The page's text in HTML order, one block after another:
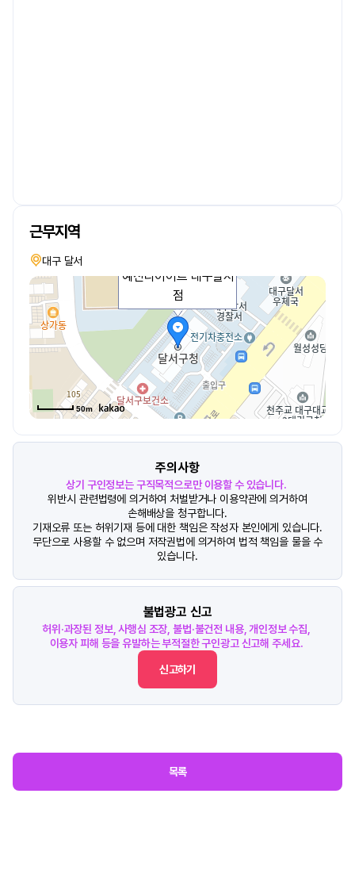
근무지역
대구 달서
예신다이어트 대구달서
점
50m
주의사항
상기 구인정보는 구직목적으로만 이용할 수 있습니다.
위반시 관련법령에 의거하여 처벌받거나 이용약관에 의거하여
손해배상을 청구합니다.
기재오류 또는 허위기재 등에 대한 책임은 작성자 본인에게 있습니다.
무단으로 사용할 수 없으며 저작권법에 의거하여 법적 책임을 물을 수
있습니다.
불법광고 신고
허위·과장된 정보, 사행심 조장, 불법·불건전 내용, 개인정보 수집,
이용자 피해 등을 유발하는 부적절한 구인광고 신고해 주세요.
신고하기
목록